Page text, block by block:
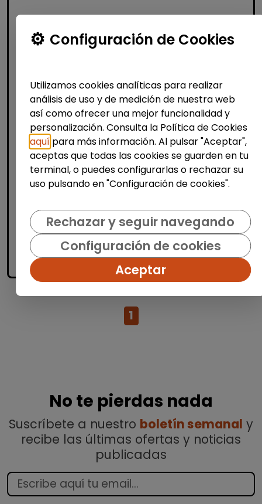
Recursos Humanos
FUNDACIÓN GOODJOB|
España(Barcelona)
Fundación GoodJob somos una
organización sin ánimo de lucro que
trabajamos por la integración laboral en el
mercado ordinario, de personas con
discapacidad. Seguimos...
% de respuesta: 93,75%
Me interesa
Personas con discapacidad
1
No te pierdas nada
Suscríbete a nuestro boletín semanal y
recibe las últimas ofertas y noticias
publicadas
Configuración de Cookies
Utilizamos cookies analíticas para realizar
análisis de uso y de medición de nuestra web
así como ofrecer una mejor funcionalidad y
personalización. Consulta la Política de Cookies
aquí para más información. Al pulsar "Aceptar",
aceptas que todas las cookies se guarden en tu
terminal, o puedes configurarlas o rechazar su
uso pulsando en "Configuración de cookies".
Rechazar y seguir navegando
Configuración de cookies
Aceptar